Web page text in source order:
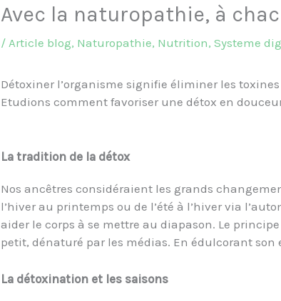
Avec la naturopathie, à
/ Article blog, Naturopathie, Nutrition,Systeme
Détoxiner l’organisme signifie éliminer les
Etudions comment favoriser une détox en
La tradition de la détox
Nos ancêtres considéraient les grands
l’hiver au printemps ou de l’été à l’hiver via
aider le corps à se mettre au diapason. Le
petit, dénaturé par les médias. En édulcorant son
La détoxination et les saisons